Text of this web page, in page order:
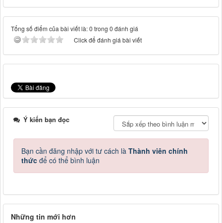
Tổng số điểm của bài viết là: 0 trong 0 đánh giá
Click để đánh giá bài viết
Ý kiến bạn đọc
Bạn cần đăng nhập với tư cách là Thành viên chính
thức để có thể bình luận
Những tin mới hơn